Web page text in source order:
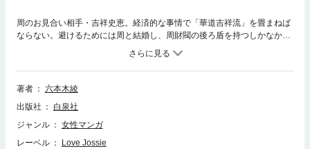
周のお見合い相手・吉祥史恵。経済的な事情で「華道吉祥流」を畳まねば
ならない。避けるためには周と結婚し、周財閥の後ろ盾を持つしかなかっ
た…。だが、それを知った周が提案した事とは…？（38P)(この作品はウ
ェブ・マガジン：Love Jossie Vol.59に収録されています。重複購入にご
注意ください。)
著者
六本木綾
出版社
白泉社
ジャンル
女性マンガ
レーベル
Love Jossie